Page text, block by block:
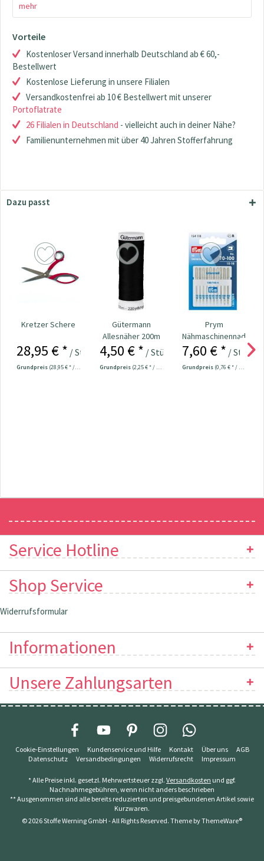
mehr
Vorteile
Kostenloser Versand innerhalb Deutschland ab € 60,-
Bestellwert
Kostenlose Lieferung in unsere Filialen
Versandkostenfrei ab 10 € Bestellwert mit unserer
Portoflatrate
26 Filialen in Deutschland - vielleicht auch in deiner Nähe?
Familienunternehmen mit über 40 Jahren Stofferfahrung
Dazu passt
Kretzer Schere
28,95 € * / Stück
Grundpreis (28,95 € * / 1 Stück)
Gütermann
Allesnäher 200m
Fb. 000 - schwarz
4,50 € * / Stück
Grundpreis (2,25 € * / 100 Meter)
Prym
Nähmaschinennadeln
130/705
Universal...
7,60 € * / Stück
Grundpreis (0,76 € * / 1 Stück)
Service Hotline
Shop Service
Widerrufsformular
Informationen
Unsere Zahlungsarten
Cookie-Einstellungen Kundenservice und Hilfe Kontakt Über uns
AGB
Datenschutz
Versandbedingungen Widerrufsrecht Impressum
* Alle Preise inkl. gesetzl. Mehrwertsteuer zzgl. Versandkosten und ggf.
Nachnahmegebühren, wenn nicht anders beschrieben
** Ausgenommen sind alle bereits reduzierten und preisgebundenen Artikel sowie
Kurzwaren.
© 2026 Stoffe Werning GmbH - All Rights Reserved. Theme byThemeWare®